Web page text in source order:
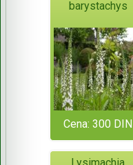
barystachys
Cena: 300 DIN